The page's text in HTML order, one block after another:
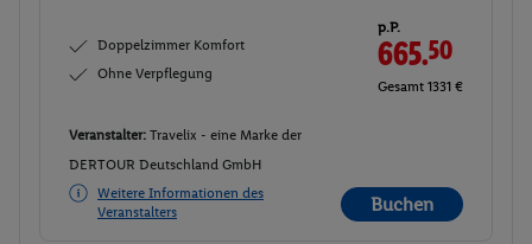
Doppelzimmer Komfort
Ohne Verpflegung
p.P.
665.50
Gesamt 1331 €
Veranstalter: Travelix - eine Marke der
DERTOUR Deutschland GmbH
Weitere Informationen des
Veranstalters
Buchen